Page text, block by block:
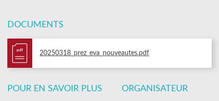
DOCUMENTS
pdf 20250318_prez_eva_nouveautes.pdf
POUR EN SAVOIR PLUS ORGANISATEUR